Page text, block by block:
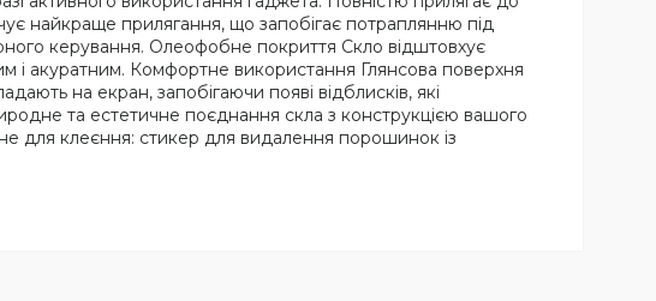
найкраще прилягання, що запобігає потраплянню під
керування. Олеофобне покриття Скло відштовхує
і акуратним. Комфортне використання Глянсова поверхня
на екран, запобігаючи появі відблисків, які
та естетичне поєднання скла з конструкцією вашого
для клеєння: стикер для видалення порошинок із